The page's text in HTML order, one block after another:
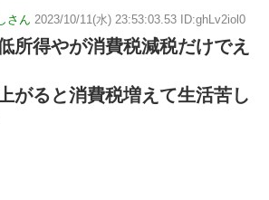
さん 2023/10/11(水) 23:53:03.53 ID:ghLv2iol0
所得やが消費税減税だけでえ
がると消費税増えて生活苦し